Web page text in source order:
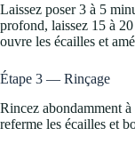
Laissez poser 3 à 5
profond, laissez 15 à
ouvre les écailles et
Étape 3 — Rinçage
Rincez abondamment
referme les écailles et